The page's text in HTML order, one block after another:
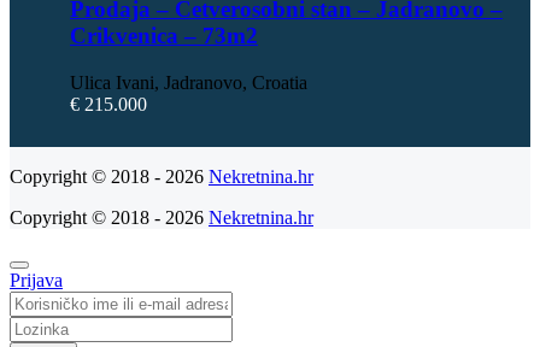
Prodaja – Četverosobni stan – Jadranovo –
Crikvenica – 73m2
Ulica Ivani, Jadranovo, Croatia
€ 215.000
Copyright © 2018 - 2026 Nekretnina.hr
Copyright © 2018 - 2026 Nekretnina.hr
Prijava